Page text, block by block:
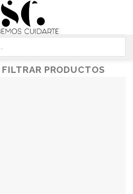
FILTRAR PRODUCTOS